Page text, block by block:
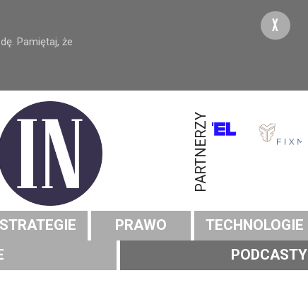
Pamiętaj, że
X
PARTNERZY
STRATEGIE PRAWO TECHNOLOGIE
PODCASTY